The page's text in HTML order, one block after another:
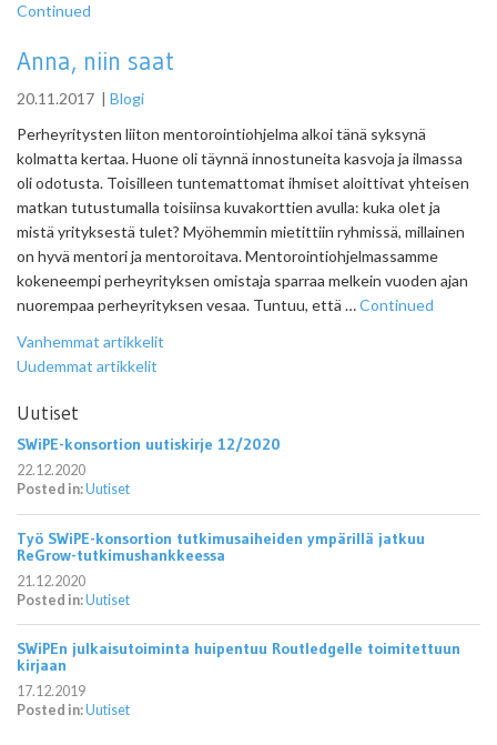
Continued
Anna, niin saat
20.11.2017 | Blogi
Perheyritysten liiton mentorointiohjelma alkoi tänä syksynä
kolmatta kertaa. Huone oli täynnä innostuneita kasvoja ja ilmassa
oli odotusta. Toisilleen tuntemattomat ihmiset aloittivat yhteisen
matkan tutustumalla toisiinsa kuvakorttien avulla: kuka olet ja
mistä yrityksestä tulet? Myöhemmin mietittiin ryhmissä, millainen
on hyvä mentori ja mentoroitava. Mentorointiohjelmassamme
kokeneempi perheyrityksen omistaja sparraa melkein vuoden ajan
nuorempaa perheyrityksen vesaa. Tuntuu, että …Continued
Artikkelien
selaus
Vanhemmat artikkelit
Uudemmat artikkelit
Uutiset
SWiPE-konsortion uutiskirje 12/2020
22.12.2020
Posted in:Uutiset
Työ SWiPE-konsortion tutkimusaiheiden ympärillä jatkuu
ReGrow-tutkimushankkeessa
21.12.2020
Posted in:Uutiset
SWiPEn julkaisutoiminta huipentuu Routledgelle toimitettuun
kirjaan
17.12.2019
Posted in:Uutiset